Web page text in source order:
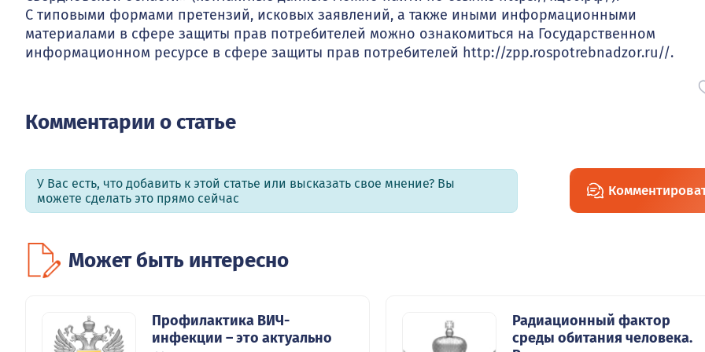
С типовыми формами претензий, исковых заявлений, а также иными информационными
материалами в сфере защиты прав потребителей можно ознакомиться на Государственном
информационном ресурсе в сфере защиты прав потребителей http://zpp.rospotrebnadzor.ru//.
Комментарии о статье
У Вас есть, что добавить к этой статье или высказать свое мнение? Вы
можете сделать это прямо сейчас
Может быть интересно
Профилактика ВИЧ-
инфекции – это актуально
Радиационный фактор
среды обитания человека.